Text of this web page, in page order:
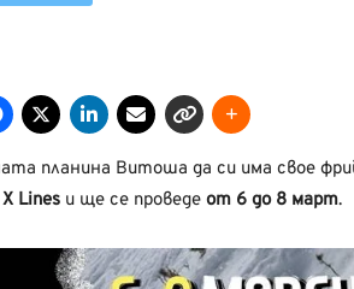
планина Витоша да си има свое
X Lines и ще се проведе от 6 до 8 март.